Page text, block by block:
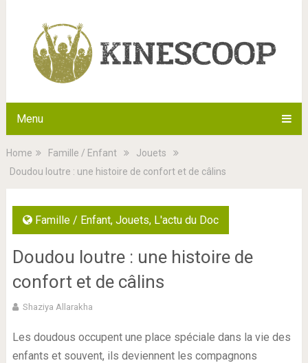
Menu
Home Famille / Enfant
Jouets
Doudou loutre : une histoire de confort et de câlins
Famille / Enfant, Jouets, L'actu du Doc
Doudou loutre : une histoire de
confort et de câlins
Shaziya Allarakha
Les doudous occupent une place spéciale dans la vie des
enfants et souvent, ils deviennent les compagnons